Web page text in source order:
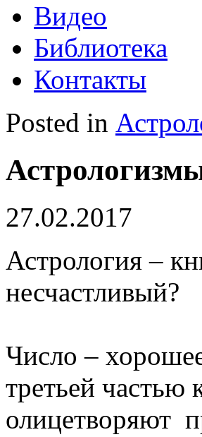
Видео
Библиотека
Контакты
Posted in
27.02.2017
Астрология –
несчастливый?
Число –
третьей частью
олицетворяют